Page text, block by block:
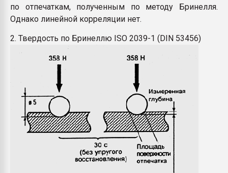
по отпечаткам, полученным по методу Бринелля.
Однако линейной корреляции нет.
2. Твердость по Бринеллю ISO 2039-1 (DIN 53456)